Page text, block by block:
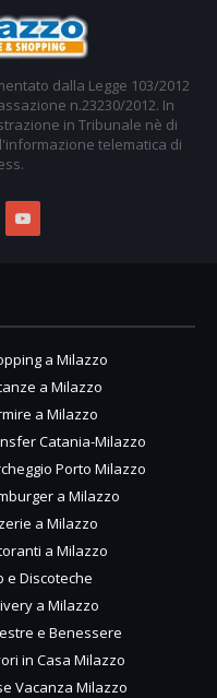
dalla Legge 103/2012
n.23230/2012. In
in Tribunale nè di
telematica di
a Milazzo
a Milazzo
a Milazzo
Catania-Milazzo
Porto Milazzo
a Milazzo
a Milazzo
a Milazzo
e Discoteche
a Milazzo
e Benessere
in Casa Milazzo
Vacanza Milazzo